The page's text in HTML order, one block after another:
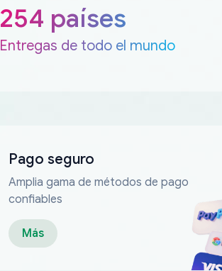
254 países
Entregas de todo el mundo
Pago seguro
Amplia gama de métodos de pago
confiables
Más